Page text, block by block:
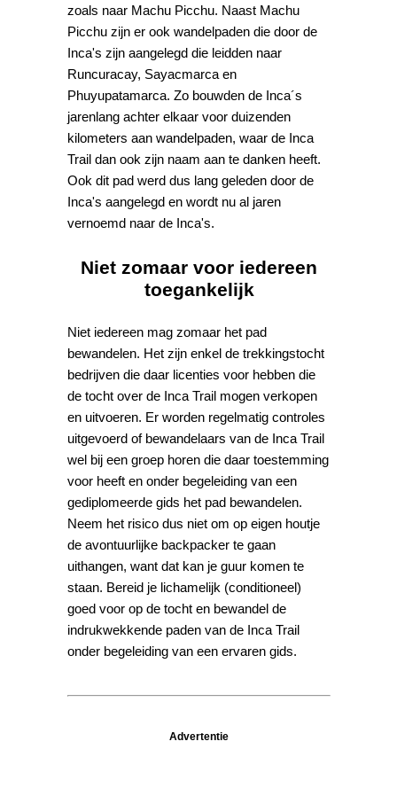
zoals naar Machu Picchu. Naast Machu
Picchu zijn er ook wandelpaden die door de
Inca's zijn aangelegd die leidden naar
Runcuracay, Sayacmarca en
Phuyupatamarca. Zo bouwden de Inca´s
jarenlang achter elkaar voor duizenden
kilometers aan wandelpaden, waar de Inca
Trail dan ook zijn naam aan te danken heeft.
Ook dit pad werd dus lang geleden door de
Inca's aangelegd en wordt nu al jaren
vernoemd naar de Inca's.
Niet zomaar voor iedereen
toegankelijk
Niet iedereen mag zomaar het pad
bewandelen. Het zijn enkel de trekkingstocht
bedrijven die daar licenties voor hebben die
de tocht over de Inca Trail mogen verkopen
en uitvoeren. Er worden regelmatig controles
uitgevoerd of bewandelaars van de Inca Trail
wel bij een groep horen die daar toestemming
voor heeft en onder begeleiding van een
gediplomeerde gids het pad bewandelen.
Neem het risico dus niet om op eigen houtje
de avontuurlijke backpacker te gaan
uithangen, want dat kan je guur komen te
staan. Bereid je lichamelijk (conditioneel)
goed voor op de tocht en bewandel de
indrukwekkende paden van de Inca Trail
onder begeleiding van een ervaren gids.
Advertentie